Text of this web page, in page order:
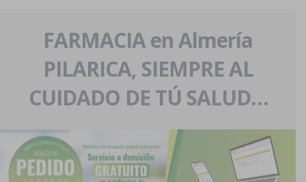
La farmacia
Nuestra historia
Nuestro equipo
Eventos
Servicios y reservas
Pedidos express
Blog
FARMACIA en Almería
PILARICA, SIEMPRE AL
CUIDADO DE TÚ SALUD…